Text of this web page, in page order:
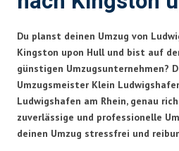
Du planst deinen Umzug von
Kingston upon Hull und bist auf
günstigen Umzugsunternehmen?
Umzugsmeister Klein
Ludwigshafen am Rhein, genau
zuverlässige und professionelle
deinen Umzug stressfrei und